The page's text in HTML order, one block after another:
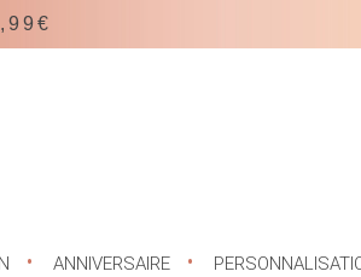
ANNIVERSAIRE